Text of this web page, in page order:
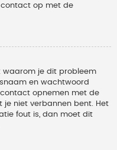
op met de
waarom je dit probleem
en wachtwoord
contact opnemen met de
je niet verbannen bent. Het
fout is, dan moet dit